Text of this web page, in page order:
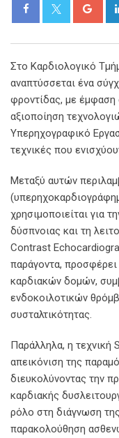
Στο Καρδιολογικό
αναπτύσσεται ένα
φροντίδας, με έμφαση
αξιοποίηση
Υπερηχογραφικό
τεχνικές που
Μεταξύ αυτών
χρησιμοποιείται για
δύσπνοιας και τη
Contrast
παράγοντα,
καρδιακών δομών,
ενδοκοιλοτικών
συσταλτικότητας.
Παράλληλα, η τεχνική
απεικόνιση της
διευκολύνοντας την
καρδιακής
ρόλο στη διάγνωση
παρακολούθηση